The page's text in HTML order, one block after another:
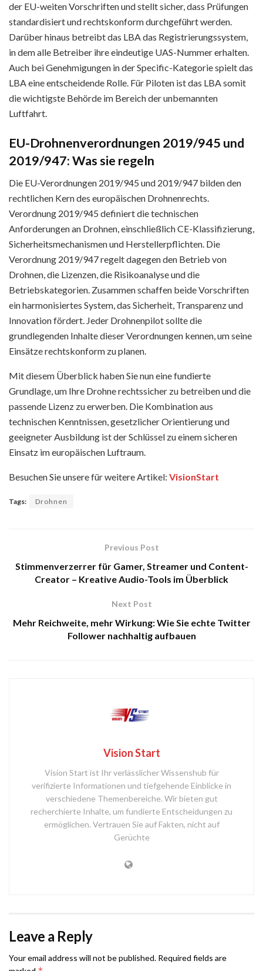
der EU-weiten Vorschriften und stellt sicher, dass Prüfungen
standardisiert und rechtskonform durchgeführt werden.
Darüber hinaus betreibt das LBA das Registrierungssystem,
in dem alle Betreiber ihre eindeutige UAS-Nummer erhalten.
Auch bei Genehmigungen in der Specific-Kategorie spielt das
LBA eine entscheidende Rolle. Für Piloten ist das LBA somit
die wichtigste Behörde im Bereich der unbemannten
Luftfahrt.
EU-Drohnenverordnungen 2019/945 und
2019/947: Was sie regeln
Die EU-Verordnungen 2019/945 und 2019/947 bilden den
rechtlichen Kern des europäischen Drohnenrechts.
Verordnung 2019/945 definiert die technischen
Anforderungen an Drohnen, einschließlich CE-Klassifizierung,
Sicherheitsmechanismen und Herstellerpflichten. Die
Verordnung 2019/947 regelt dagegen den Betrieb von
Drohnen, die Lizenzen, die Risikoanalyse und die
Betriebskategorien. Zusammen schaffen beide Vorschriften
ein harmonisiertes System, das Sicherheit, Transparenz und
Innovation fördert. Jeder Drohnenpilot sollte die
grundlegenden Inhalte dieser Verordnungen kennen, um seine
Einsätze rechtskonform zu planen.
Mit diesem Überblick haben Sie nun eine fundierte
Grundlage, um Ihre Drohne rechtssicher zu betreiben und die
passende Lizenz zu erwerben. Die Kombination aus
technischen Kenntnissen, gesetzlicher Orientierung und
geeigneter Ausbildung ist der Schlüssel zu einem sicheren
Einsatz im europäischen Luftraum.
Besuchen Sie unsere für weitere Artikel: VisionStart
Tags: Drohnen
Previous Post
Stimmenverzerrer für Gamer, Streamer und Content-
Creator – Kreative Audio-Tools im Überblick
Next Post
Mehr Reichweite, mehr Wirkung: Wie Sie echte Twitter
Follower nachhaltig aufbauen
Vision Start
Vision Start ist Ihr verlässlicher Wissenshub für
verifizierte Informationen und tiefgehende Einblicke in
verschiedene Themenbereiche. Wir bieten gut
recherchierte Inhalte, um fundierte Entscheidungen zu
ermöglichen. Vertrauen Sie auf Fakten, nicht auf
Gerüchte
Leave a Reply
Your email address will not be published. Required fields are